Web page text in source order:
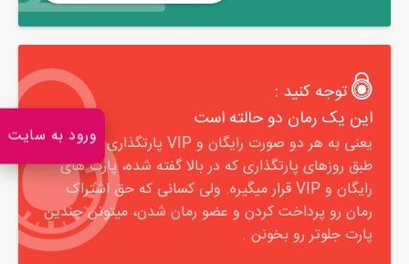
توجه کنید :
این یک رمان دو حالته است
یعنی به هر دو صورت رایگان و VIP پارتگذاری میشه و
طبق روزهای پارتگذاری که در بالا گفته شده، پارت های
رایگان و VIP قرار میگیره. ولی کسانی که حق اشتراک
رمان رو پرداخت کردن و عضو رمان شدن، میتونن چندین
پارت جلوتر رو بخونن .
ورود به سایت